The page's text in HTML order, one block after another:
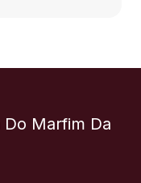
Do Marfim Da